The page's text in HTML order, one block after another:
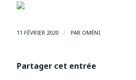
11 FÉVRIER 2020 / PAR OMÉNI
Partager cet entrée